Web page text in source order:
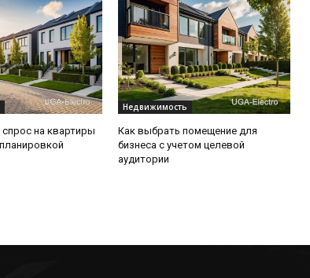
на квартиры
Недвижимость
Как выбрать помещение для
бизнеса с учетом целевой
аудитории